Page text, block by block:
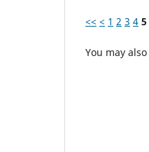
<< < 1 2 3 4 5
You may also